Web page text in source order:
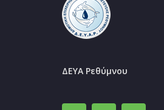
ΔΕΥΑ Ρεθύμνου